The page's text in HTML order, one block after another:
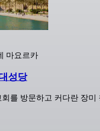
마요르카
성당
회를 방문하고 커다란 장미